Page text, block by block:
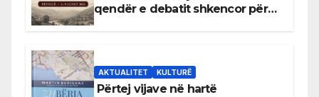
qendër e debatit shkencor për
AKTUALITET KULTURË
Përtej vijave në hartë